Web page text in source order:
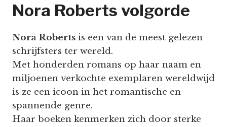
Nora Roberts volgorde
Nora Roberts is een van de meest gelezen
schrijfsters ter wereld.
Met honderden romans op haar naam en
miljoenen verkochte exemplaren wereldwijd
is ze een icoon in het romantische en
spannende genre.
Haar boeken kenmerken zich door sterke